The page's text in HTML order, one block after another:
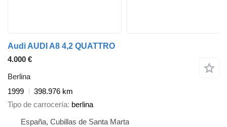
Audi AUDI A8 4,2 QUATTRO
4.000 €
Berlina
1999
398.976 km
Tipo de carrocería berlina
España, Cubillas de Santa Marta